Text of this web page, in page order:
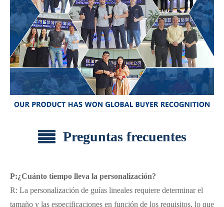
Preguntas frecuentes
P:¿Cuánto tiempo lleva la personalización?
R: La personalización de guías lineales requiere determinar el
tamaño y las especificaciones en función de los requisitos, lo que